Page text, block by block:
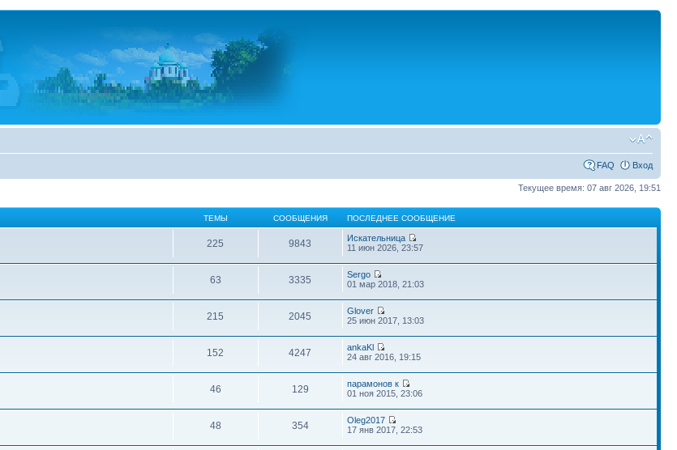
FAQ Вход
Текущее время: 07 авг 2026, 19:51
ТЕМЫ СООБЩЕНИЯ ПОСЛЕДНЕЕ СООБЩЕНИЕ
225 9843
Искательница
11 июн 2026, 23:57
63 3335
Sergo
01 мар 2018, 21:03
215 2045
Glover
25 июн 2017, 13:03
152 4247
ankaKl
24 авг 2016, 19:15
46 129
парамонов к
01 ноя 2015, 23:06
48 354
Oleg2017
17 янв 2017, 22:53